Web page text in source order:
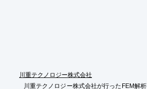
※下記ボタンより資料をダウンロード頂けま
川重テクノロジー株式会社
川重テクノロジー株式会社が行ったFEM解